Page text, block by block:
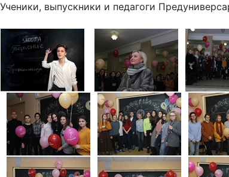
Ученики, выпускники и педагоги